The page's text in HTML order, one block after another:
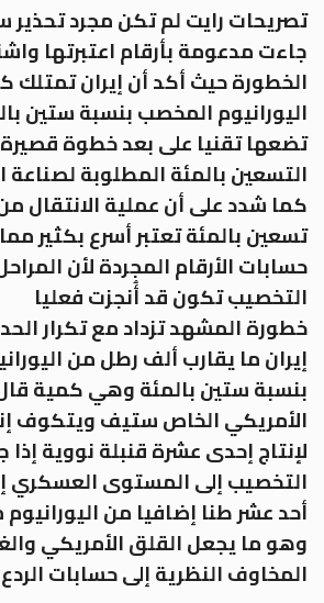
تصريحات رايت لم تكن مجرد تحذير
جاءت مدعومة بأرقام اعتبرتها
الخطورة حيث أكد أن إيران
اليورانيوم المخصب بنسبة ستين
تضعها تقنيا على بعد خطوة
التسعين بالمئة المطلوبة لصناعة
كما شدد على أن عملية الانتقال
تسعين بالمئة تعتبر أسرع بكثير
حسابات الأرقام المجردة لأن
التخصيب تكون قد أُنجزت فعليا
خطورة المشهد تزداد مع تكرار
إيران ما يقارب ألف رطل من
بنسبة ستين بالمئة وهي كمية
الأمريكي الخاص ستيف ويتكوف
لإنتاج إحدى عشرة قنبلة نووية
التخصيب إلى المستوى العسكري
أحد عشر طنا إضافيا من
وهو ما يجعل القلق الأمريكي
المخاوف النظرية إلى حسابات